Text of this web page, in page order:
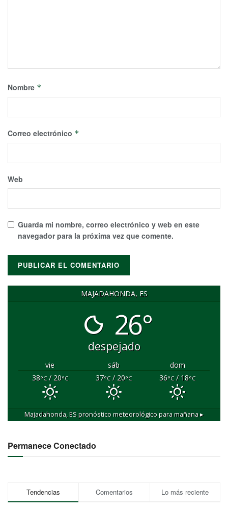
Nombre *
Correo electrónico *
Web
Guarda mi nombre, correo electrónico y web en este
navegador para la próxima vez que comente.
MAJADAHONDA, ES
26°
despejado
vie sáb
dom
38°C/ 20°C 37°C/ 20°C 36°C/ 18°C
Majadahonda, ESpronóstico meteorológico para mañana ▸
Permanece Conectado
Tendencias Comentarios Lo más reciente